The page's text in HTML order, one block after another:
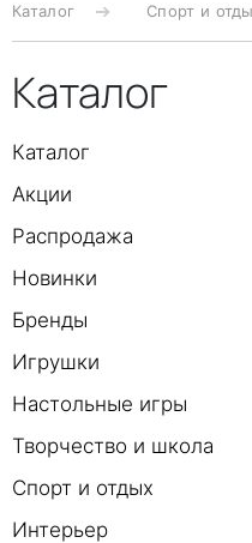
Каталог Спорт и
Каталог
Каталог
Акции
Распродажа
Новинки
Бренды
Игрушки
Настольные игры
Творчество и школа
Спорт и отдых
Интерьер